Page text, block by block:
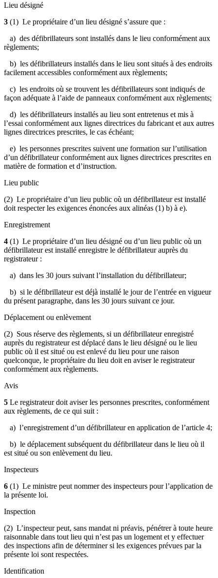
Lieu désigné
3 (1) Le propriétaire d’un lieu désigné s’assure que :
a) des défibrillateurs sont installés dans le lieu conformément aux
règlements;
b) les défibrillateurs installés dans le lieu sont situés à des endroits
facilement accessibles conformément aux règlements;
c) les endroits où se trouvent les défibrillateurs sont indiqués de
façon adéquate à l’aide de panneaux conformément aux règlements;
d) les défibrillateurs installés au lieu sont entretenus et mis à
l’essai conformément aux lignes directrices du fabricant et aux autres
lignes directrices prescrites, le cas échéant;
e) les personnes prescrites suivent une formation sur l’utilisation
d’un défibrillateur conformément aux lignes directrices prescrites en
matière de formation et d’instruction.
Lieu public
(2) Le propriétaire d’un lieu public où un défibrillateur est installé
doit respecter les exigences énoncées aux alinéas (1) b) à e).
Enregistrement
4 (1) Le propriétaire d’un lieu désigné ou d’un lieu public où un
défibrillateur est installé enregistre le défibrillateur auprès du
registrateur :
a) dans les 30 jours suivant l’installation du défibrillateur;
b) si le défibrillateur est déjà installé le jour de l’entrée en vigueur
du présent paragraphe, dans les 30 jours suivant ce jour.
Déplacement ou enlèvement
(2) Sous réserve des règlements, si un défibrillateur enregistré
auprès du registrateur est déplacé dans le lieu désigné ou le lieu
public où il est situé ou est enlevé du lieu pour une raison
quelconque, le propriétaire du lieu doit en aviser le registrateur
conformément aux règlements.
Avis
5 Le registrateur doit aviser les personnes prescrites, conformément
aux règlements, de ce qui suit :
a) l’enregistrement d’un défibrillateur en application de l’article 4;
b) le déplacement subséquent du défibrillateur dans le lieu où il
est situé ou son enlèvement du lieu.
Inspecteurs
6 (1) Le ministre peut nommer des inspecteurs pour l’application de
la présente loi.
Inspection
(2) L’inspecteur peut, sans mandat ni préavis, pénétrer à toute heure
raisonnable dans tout lieu qui n’est pas un logement et y effectuer
des inspections afin de déterminer si les exigences prévues par la
présente loi sont respectées.
Identification